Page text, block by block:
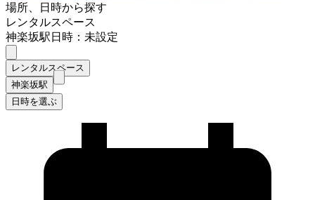
場所、日時から探す
レンタルスペース
神楽坂駅日時：未設定
レンタルスペース
神楽坂駅
日時を選ぶ